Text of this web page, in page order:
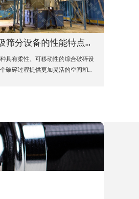
筛分设备的性能特点和优势
具有柔性、可移动性的综合破碎设
破碎过程提供更加灵活的空间和…